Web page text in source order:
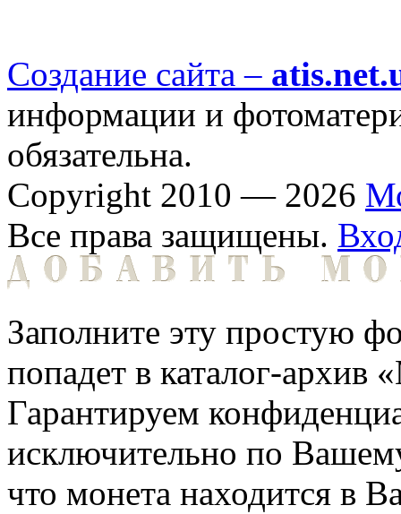
Создание сайта –
информации и
обязательна.
Copyright 2010 — 2026
Все права защищены.
Заполните эту простую
попадет в каталог-архив
Гарантируем
исключительно по
что монета находится в